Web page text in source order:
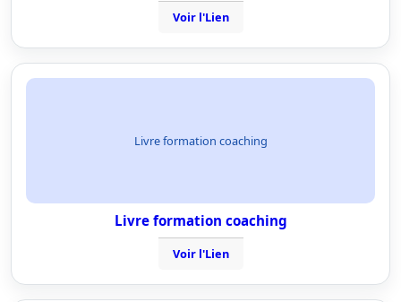
Voir l'Lien
Livre formation coaching
Livre formation coaching
Voir l'Lien